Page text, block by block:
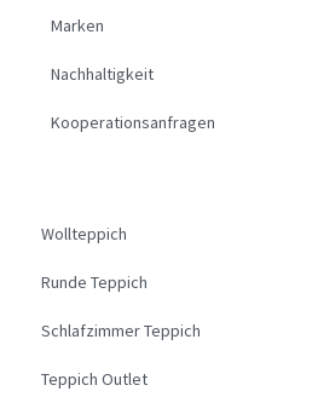
Marken
Nachhaltigkeit
Kooperationsanfragen
Wollteppich
Runde Teppich
Schlafzimmer Teppich
Teppich Outlet